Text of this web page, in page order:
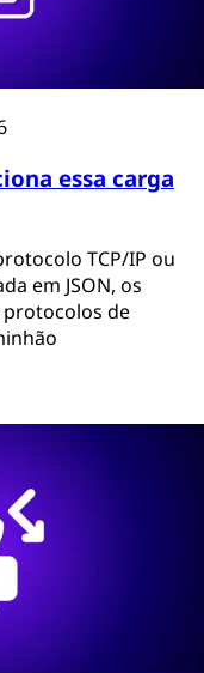
essa carga
TCP/IP ou
em JSON, os
protocolos de